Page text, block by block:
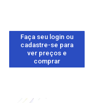
Faça seu login ou
cadastre-se para
ver preços e
comprar